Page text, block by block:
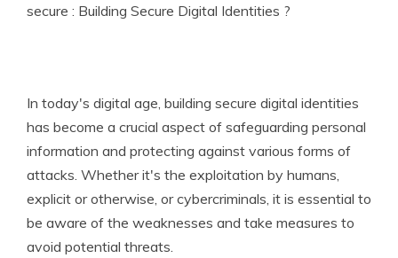
secure : Building Secure Digital Identities ?
In today's digital age, building secure digital identities
has become a crucial aspect of safeguarding personal
information and protecting against various forms of
attacks. Whether it's the exploitation by humans,
explicit or otherwise, or cybercriminals, it is essential to
be aware of the weaknesses and take measures to
avoid potential threats.